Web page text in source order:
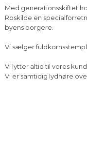
Med generationsskiftet
Roskilde en
byens borgere.
Vi sælger
Vi lytter altid til vores
Vi er samtidig lydhøre